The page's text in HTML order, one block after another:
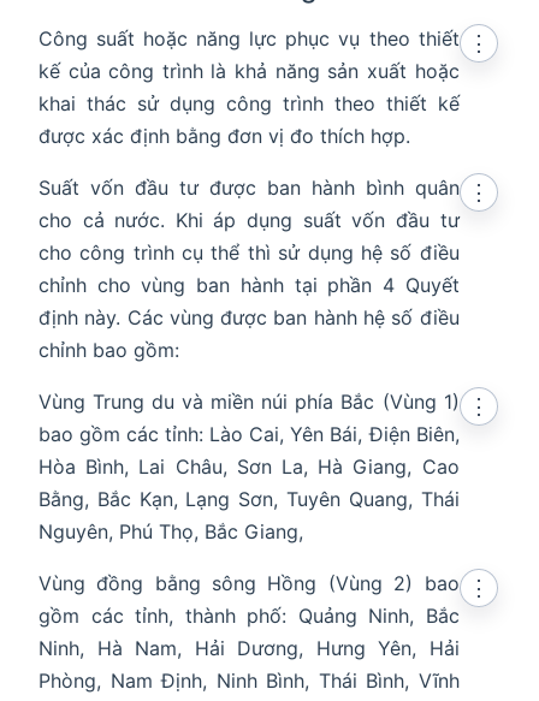
Công suất hoặc năng lực phục vụ theo thiết
kế của công trình là khả năng sản xuất hoặc
khai thác sử dụng công trình theo thiết kế
được xác định bằng đơn vị đo thích hợp.
⋮
Suất vốn đầu tư được ban hành bình quân
cho cả nước. Khi áp dụng suất vốn đầu tư
cho công trình cụ thể thì sử dụng hệ số điều
chỉnh cho vùng ban hành tại phần 4 Quyết
định này. Các vùng được ban hành hệ số điều
chỉnh bao gồm:
⋮
Vùng Trung du và miền núi phía Bắc (Vùng 1)
bao gồm các tỉnh: Lào Cai, Yên Bái, Điện Biên,
Hòa Bình, Lai Châu, Sơn La, Hà Giang, Cao
Bằng, Bắc Kạn, Lạng Sơn, Tuyên Quang, Thái
Nguyên, Phú Thọ, Bắc Giang,
⋮
Vùng đồng bằng sông Hồng (Vùng 2) bao
gồm các tỉnh, thành phố: Quảng Ninh, Bắc
Ninh, Hà Nam, Hải Dương, Hưng Yên, Hải
Phòng, Nam Định, Ninh Bình, Thái Bình, Vĩnh
⋮